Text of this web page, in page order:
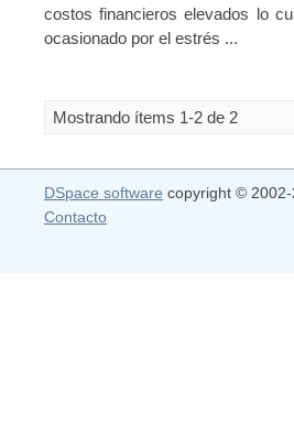
costos financieros elevados lo
ocasionado por el estrés ...
Mostrando ítems 1-2 de 2
DSpace software copyright ©
Contacto